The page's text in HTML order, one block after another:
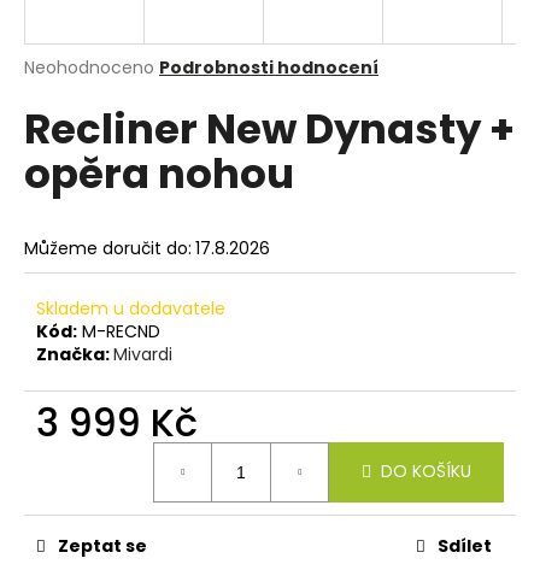
Průměrné
produktu
je
z
Neohodnoceno Podrobnosti hodnocení
Recliner New Dynasty +
opěra nohou
Můžeme doručit do: 17.8.2026
Skladem u dodavatele
Kód: M-RECND
Značka:Mivardi
3 999 Kč
DO KOŠÍKU
Zeptat se Sdílet
j
t
?
HLEDAT
D
o
p
u
č